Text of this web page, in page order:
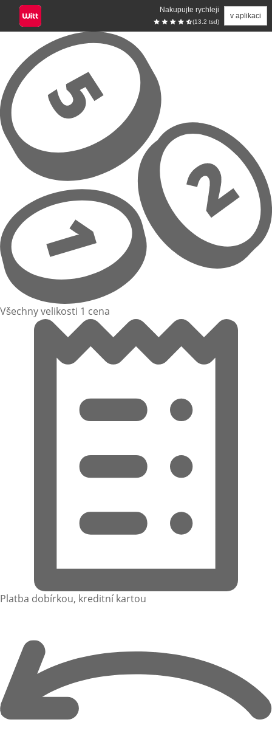
Nakupujte rychleji
(13.2 tsd)
v aplikaci
Přeskočit na hlavní obsah
Všechny velikosti 1 cena
Platba dobírkou, kreditní kartou